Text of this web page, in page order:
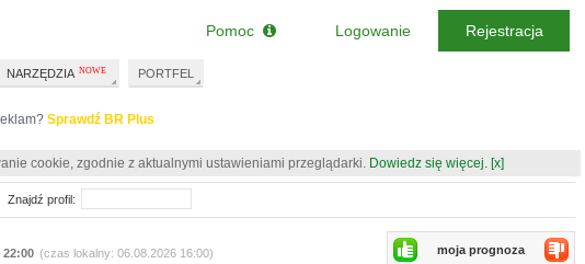
Sprawdź BR Plus
cookie, zgodnie z aktualnymi ustawieniami przeglądarki. Dowiedz się więcej. [x]
22:00 (czas lokalny: 06.08.2026 16:00) moja prognoza
Znajdź profil:
NARZĘDZIA PORTFEL
Pomoc Logowanie Rejestracja